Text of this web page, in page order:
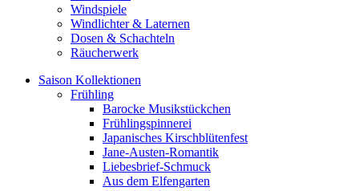
Windspiele
Windlichter & Laternen
Dosen & Schachteln
Räucherwerk
Saison Kollektionen
Frühling
Barocke Musikstückchen
Frühlingspinnerei
Japanisches Kirschblütenfest
Jane-Austen-Romantik
Liebesbrief-Schmuck
Aus dem Elfengarten